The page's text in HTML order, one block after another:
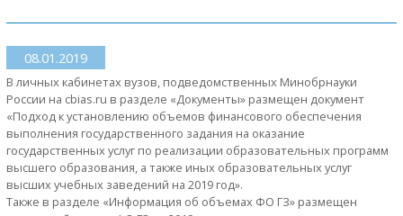
08.01.2019
В личных кабинетах вузов, подведомственных Минобрнауки
России на cbias.ru в разделе «Документы» размещен документ
«Подход к установлению объемов финансового обеспечения
выполнения государственного задания на оказание
государственных услуг по реализации образовательных программ
высшего образования, а также иных образовательных услуг
высших учебных заведений на 2019 год».
Также в разделе «Информация об объемах ФО ГЗ» размещен